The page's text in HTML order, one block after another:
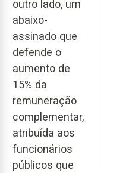
outro lado, um
abaixo-
assinado que
defende o
aumento de
15% da
remuneração
complementar,
atribuída aos
funcionários
públicos que